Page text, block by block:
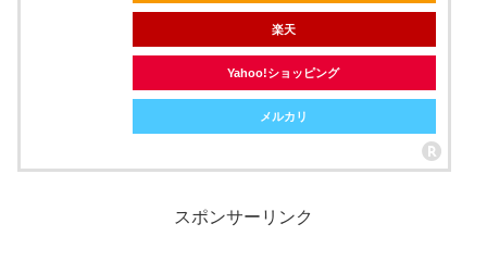
楽天
Yahoo!ショッピング
メルカリ
スポンサーリンク